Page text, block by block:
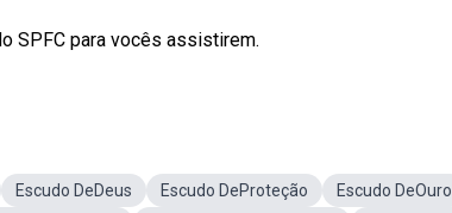
SPFC para vocês assistirem.
Escudo DeDeus Escudo DeProteção Escudo DeOuro